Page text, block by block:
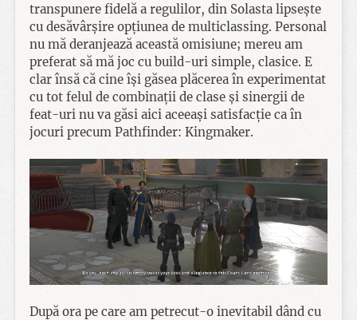
transpunere fidelă a regulilor, din Solasta lipsește
cu desăvârșire opțiunea de multiclassing. Personal
nu mă deranjează această omisiune; mereu am
preferat să mă joc cu build-uri simple, clasice. E
clar însă că cine își găsea plăcerea în experimentat
cu tot felul de combinații de clase și sinergii de
feat-uri nu va găsi aici aceeași satisfacție ca în
jocuri precum Pathfinder: Kingmaker.
După ora pe care am petrecut-o inevitabil dând cu